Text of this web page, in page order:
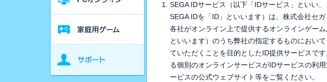
SEGA IDサービス（以下「IDサービス」といい
SEGA IDを「ID」といいます）は、株式会社セ
各社がオンライン上で提供するオンラインゲー
といいます）のうち弊社の指定するものにおい
ていただくことを目的としたID提供サービスで
る個別のオンラインサービスがIDサービスの利
ービスの公式ウェブサイト等をご覧ください。